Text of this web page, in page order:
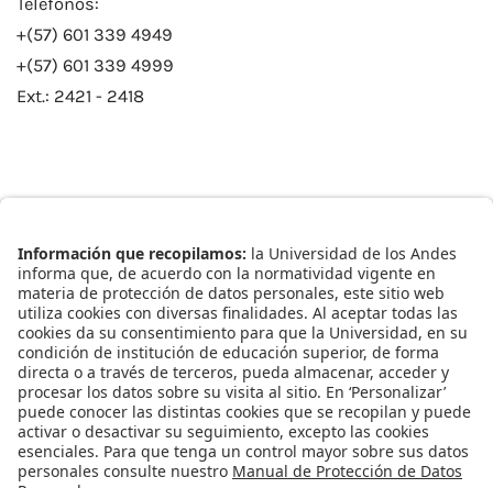
+(57) 601 339 4949
+(57) 601 339 4999
Ext.: 2421 - 2418
Catálogo de Datos
Observatorio Municipal
Solicitud Base Nueva